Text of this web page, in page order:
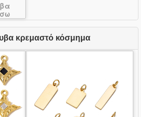
κρεμαστό κόσμημα